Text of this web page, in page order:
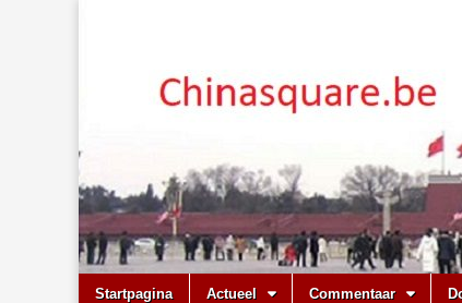
Main
Skip
Startpagina Actueel Commentaar